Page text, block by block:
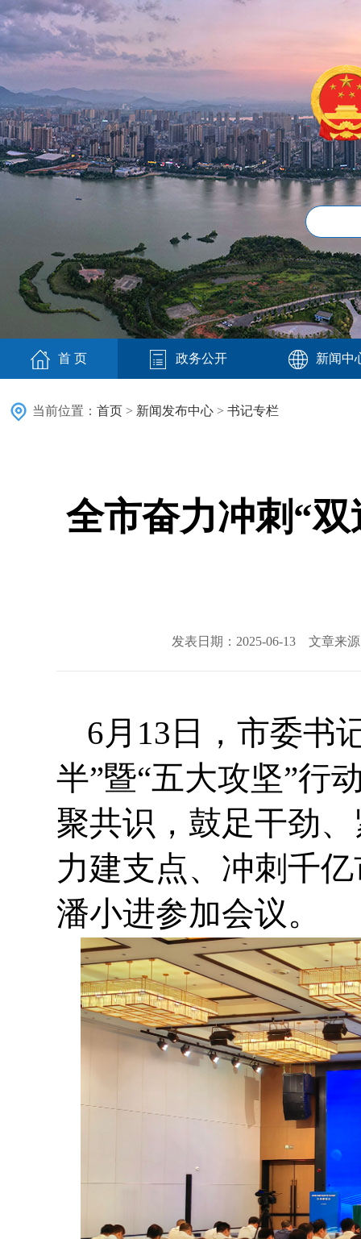
首 页 政务公开 新闻中
当前位置： 首页 > 新闻发布中心 > 书记专栏
全市奋力冲刺“
发表日期：2025-06-13 文章来
6月13日，市委书
半”暨“五大攻坚”行
聚共识，鼓足干劲
力建支点、冲刺千
潘小进参加会议。